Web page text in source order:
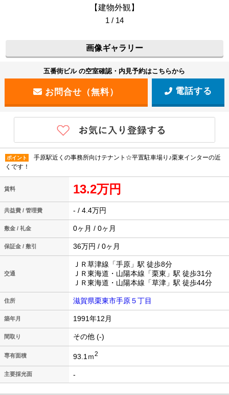
【建物外観】
1 / 14
画像ギャラリー
五番街ビル の空室確認・内見予約はこちらから
電話する
ポイント
手原駅近くの事務所向けテナント☆平置駐車場り♪栗東インターの近
くです！
賃料 13.2万円
共益費 / 管理費 - / 4.4万円
敷金 / 礼金 0ヶ月 / 0ヶ月
保証金 / 敷引 36万円 / 0ヶ月
交通
ＪＲ草津線「手原」駅 徒歩8分
ＪＲ東海道・山陽本線「栗東」駅 徒歩31分
ＪＲ東海道・山陽本線「草津」駅 徒歩44分
住所 滋賀県栗東市手原５丁目
築年月 1991年12月
間取り その他 (-)
専有面積 93.1ｍ2
主要採光面 -